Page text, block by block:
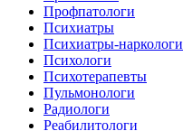
Профпатологи
Психиатры
Психиатры-наркологи
Психологи
Психотерапевты
Пульмонологи
Радиологи
Реабилитологи